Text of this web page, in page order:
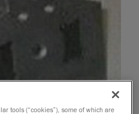
tools (“cookies”), some of which are